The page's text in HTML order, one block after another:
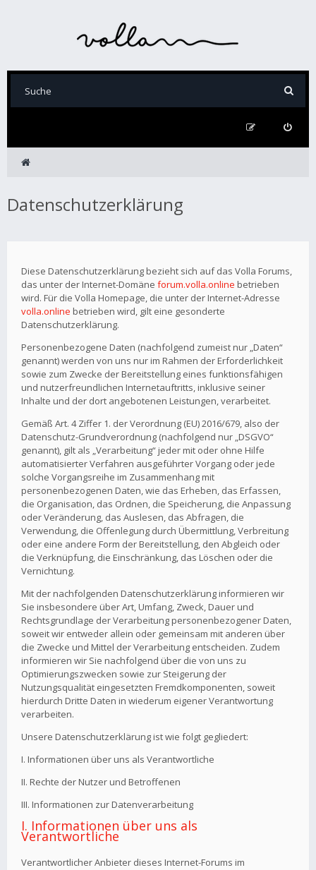
Datenschutzerklärung
Diese Datenschutzerklärung bezieht sich auf das Volla Forums,
das unter der Internet-Domäne forum.volla.online betrieben
wird. Für die Volla Homepage, die unter der Internet-Adresse
volla.online betrieben wird, gilt eine gesonderte
Datenschutzerklärung.
Personenbezogene Daten (nachfolgend zumeist nur „Daten“
genannt) werden von uns nur im Rahmen der Erforderlichkeit
sowie zum Zwecke der Bereitstellung eines funktionsfähigen
und nutzerfreundlichen Internetauftritts, inklusive seiner
Inhalte und der dort angebotenen Leistungen, verarbeitet.
Gemäß Art. 4 Ziffer 1. der Verordnung (EU) 2016/679, also der
Datenschutz-Grundverordnung (nachfolgend nur „DSGVO“
genannt), gilt als „Verarbeitung“ jeder mit oder ohne Hilfe
automatisierter Verfahren ausgeführter Vorgang oder jede
solche Vorgangsreihe im Zusammenhang mit
personenbezogenen Daten, wie das Erheben, das Erfassen,
die Organisation, das Ordnen, die Speicherung, die Anpassung
oder Veränderung, das Auslesen, das Abfragen, die
Verwendung, die Offenlegung durch Übermittlung, Verbreitung
oder eine andere Form der Bereitstellung, den Abgleich oder
die Verknüpfung, die Einschränkung, das Löschen oder die
Vernichtung.
Mit der nachfolgenden Datenschutzerklärung informieren wir
Sie insbesondere über Art, Umfang, Zweck, Dauer und
Rechtsgrundlage der Verarbeitung personenbezogener Daten,
soweit wir entweder allein oder gemeinsam mit anderen über
die Zwecke und Mittel der Verarbeitung entscheiden. Zudem
informieren wir Sie nachfolgend über die von uns zu
Optimierungszwecken sowie zur Steigerung der
Nutzungsqualität eingesetzten Fremdkomponenten, soweit
hierdurch Dritte Daten in wiederum eigener Verantwortung
verarbeiten.
Unsere Datenschutzerklärung ist wie folgt gegliedert:
I. Informationen über uns als Verantwortliche
II. Rechte der Nutzer und Betroffenen
III. Informationen zur Datenverarbeitung
I. Informationen über uns als
Verantwortliche
Verantwortlicher Anbieter dieses Internet-Forums im